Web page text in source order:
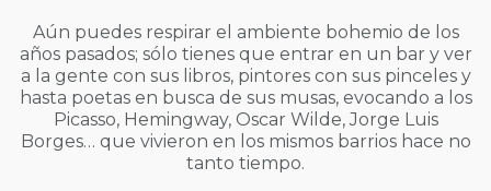
Aún puedes respirar el ambiente bohemio de los
años pasados; sólo tienes que entrar en un bar y ver
a la gente con sus libros, pintores con sus pinceles y
hasta poetas en busca de sus musas, evocando a los
Picasso, Hemingway, Oscar Wilde, Jorge Luis
Borges… que vivieron en los mismos barrios hace no
tanto tiempo.